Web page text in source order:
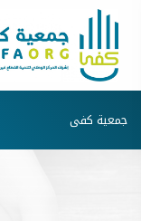
جمعية كفى